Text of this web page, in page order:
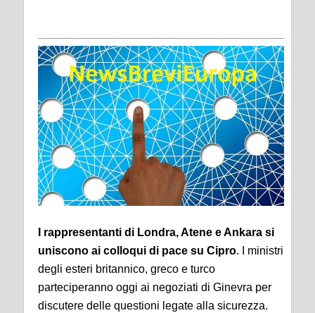
I rappresentanti di Londra, Atene e Ankara si
uniscono ai colloqui di pace su Cipro. I ministri
degli esteri britannico, greco e turco
parteciperanno oggi ai negoziati di Ginevra per
discutere delle questioni legate alla sicurezza.